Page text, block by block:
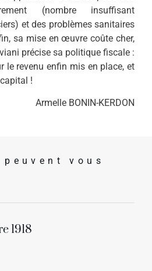
(nombre insuffisant
et des problèmes sanitaires
sa mise en œuvre coûte cher,
précise sa politique fiscale :
le revenu enfin mis en place, et
!
Armelle BONIN-KERDON
vous
1918